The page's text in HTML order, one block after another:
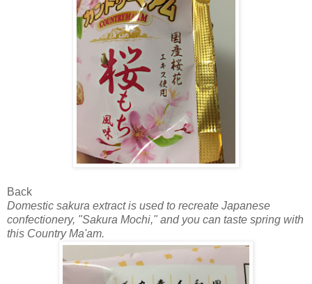
Back
Domestic sakura extract is used to recreate Japanese
confectionery, "Sakura Mochi," and you can taste spring with
this Country Ma'am.